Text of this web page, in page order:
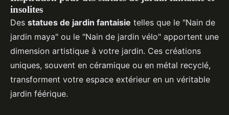
insolites
Des statues de jardin fantaisie telles que le "Nain de
jardin maya" ou le "Nain de jardin vélo" apportent une
dimension artistique à votre jardin. Ces créations
uniques, souvent en céramique ou en métal recyclé,
transforment votre espace extérieur en un véritable
jardin féérique.